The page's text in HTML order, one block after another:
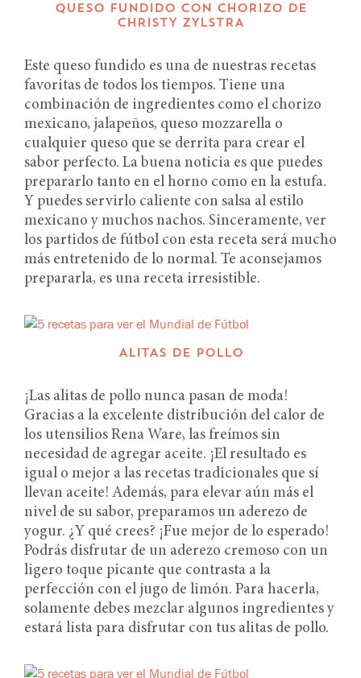
QUESO FUNDIDO CON CHORIZO DE
CHRISTY ZYLSTRA
Este queso fundido es una de nuestras recetas
favoritas de todos los tiempos. Tiene una
combinación de ingredientes como el chorizo
mexicano, jalapeños, queso mozzarella o
cualquier queso que se derrita para crear el
sabor perfecto. La buena noticia es que puedes
prepararlo tanto en el horno como en la estufa.
Y puedes servirlo caliente con salsa al estilo
mexicano y muchos nachos. Sinceramente, ver
los partidos de fútbol con esta receta será mucho
más entretenido de lo normal. Te aconsejamos
prepararla, es una receta irresistible.
ALITAS DE POLLO
¡Las alitas de pollo nunca pasan de moda!
Gracias a la excelente distribución del calor de
los utensilios Rena Ware, las freímos sin
necesidad de agregar aceite. ¡El resultado es
igual o mejor a las recetas tradicionales que sí
llevan aceite! Además, para elevar aún más el
nivel de su sabor, preparamos un aderezo de
yogur. ¿Y qué crees? ¡Fue mejor de lo esperado!
Podrás disfrutar de un aderezo cremoso con un
ligero toque picante que contrasta a la
perfección con el jugo de limón. Para hacerla,
solamente debes mezclar algunos ingredientes y
estará lista para disfrutar con tus alitas de pollo.